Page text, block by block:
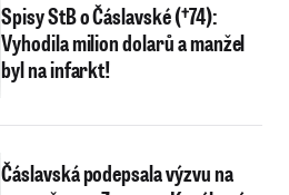
Spisy StB o Čáslavské (†74):
Vyhodila milion dolarů a manžel
byl na infarkt!
Čáslavská podepsala výzvu na